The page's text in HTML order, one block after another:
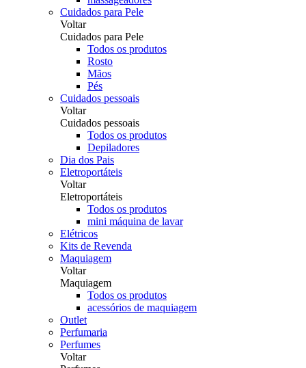
Cuidados para Pele
Voltar
Cuidados para Pele
Todos os produtos
Rosto
Mãos
Pés
Cuidados pessoais
Voltar
Cuidados pessoais
Todos os produtos
Depiladores
Dia dos Pais
Eletroportáteis
Voltar
Eletroportáteis
Todos os produtos
mini máquina de lavar
Elétricos
Kits de Revenda
Maquiagem
Voltar
Maquiagem
Todos os produtos
acessórios de maquiagem
Outlet
Perfumaria
Perfumes
Voltar